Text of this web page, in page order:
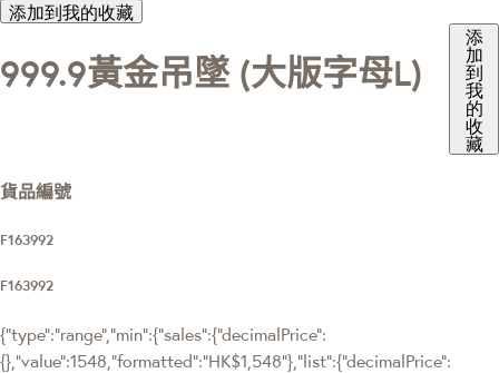
添加到我的收藏
999.9黃金吊墜 (大版字母L)
添
加
到
我
的
收
藏
貨品編號
F163992
F163992
{"type":"range","min":{"sales":{"decimalPrice":
{},"value":1548,"formatted":"HK$1,548"},"list":{"decimalPrice":